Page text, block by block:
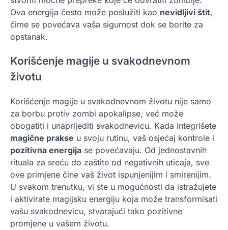
Ova energija često može poslužiti kao nevidljivi štit,
čime se povećava vaša sigurnost dok se borite za
opstanak.
Korišćenje magije u svakodnevnom
životu
Korišćenje magije u svakodnevnom životu nije samo
za borbu protiv zombi apokalipse, već može
obogatiti i unaprijediti svakodnevicu. Kada integrišete
magične prakse u svoju rutinu, vaš osjećaj kontrole i
pozitivna energija se povećavaju. Od jednostavnih
rituala za sreću do zaštite od negativnih uticaja, sve
ove primjene čine vaš život ispunjenijim i smirenijim.
U svakom trenutku, vi ste u mogućnosti da istražujete
i aktivirate magijsku energiju koja može transformisati
vašu svakodnevicu, stvarajući tako pozitivne
promjene u vašem životu.